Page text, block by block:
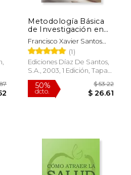
Metodología Básica
de Investigación en
Enfermería
Francisco Xavier Santos
Heredero,Carlos A.
Rodriguez Arias,Rosario
Rodriguez Ballestero
(1)
Ediciones Díaz De Santos,
S.A., 2003, 1 Edición, Tapa
Blanda, Nuevo